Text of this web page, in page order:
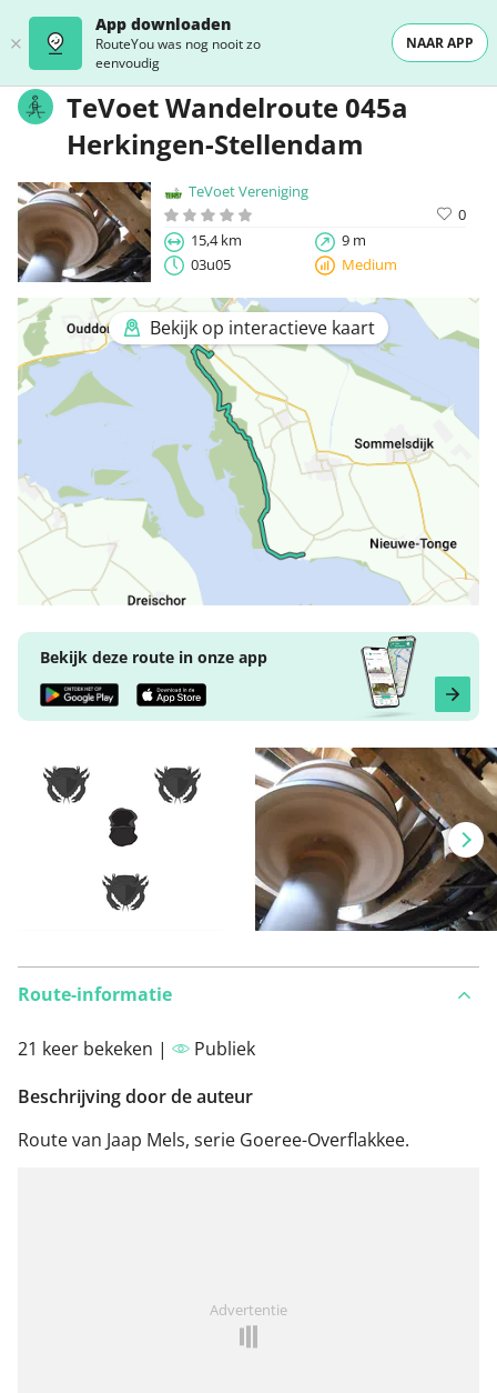
App downloaden
RouteYou was nog nooit zo
eenvoudig
NAAR APP
TeVoet Wandelroute 045a
Herkingen-Stellendam
TeVoet Vereniging
0
15,4 km
9 m
03u05
Medium
Bekijk op interactieve kaart
Bekijk deze route in onze app
Route-informatie
21 keer bekeken |
Publiek
Beschrijving door de auteur
Route van Jaap Mels, serie Goeree-Overflakkee.
Advertentie